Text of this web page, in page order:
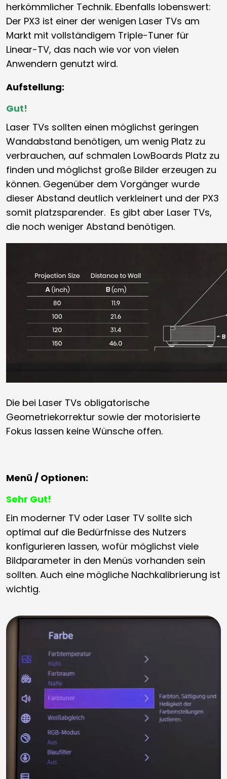
herkömmlicher Technik. Ebenfalls lobenswert:
Der PX3 ist einer der wenigen Laser TVs am
Markt mit vollständigem Triple-Tuner für
Linear-TV, das nach wie vor von vielen
Anwendern genutzt wird.
Aufstellung:
Gut!
Laser TVs sollten einen möglichst geringen
Wandabstand benötigen, um wenig Platz zu
verbrauchen, auf schmalen LowBoards Platz zu
finden und möglichst große Bilder erzeugen zu
können. Gegenüber dem Vorgänger wurde
dieser Abstand deutlich verkleinert und der PX3
somit platzsparender. Es gibt aber Laser TVs,
die noch weniger Abstand benötigen.
Die bei Laser TVs obligatorische
Geometriekorrektur sowie der motorisierte
Fokus lassen keine Wünsche offen.
Menü / Optionen:
Sehr Gut!
Ein moderner TV oder Laser TV sollte sich
optimal auf die Bedürfnisse des Nutzers
konfigurieren lassen, wofür möglichst viele
Bildparameter in den Menüs vorhanden sein
sollten. Auch eine mögliche Nachkalibrierung ist
wichtig.